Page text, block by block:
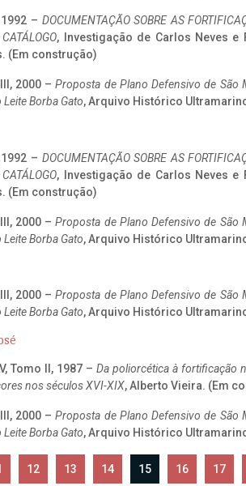
– DOCUMENTAÇÃO SOBRE AS
, Investigação de Carlos Neves
(Em construção)
2000 –Proposta de Plano Defensivo de São
Borba Gato, Arquivo Histórico
– DOCUMENTAÇÃO SOBRE AS
, Investigação de Carlos Neves
(Em construção)
2000 –Proposta de Plano Defensivo de São
Borba Gato, Arquivo Histórico
2000 –Proposta de Plano Defensivo de São
Borba Gato, Arquivo Histórico
Tomo II, 1987 – Da poliorcética à fortificação
nos séculos XVI-XIX, Alberto Vieira. (Em
2000 –Proposta de Plano Defensivo de São
Borba Gato, Arquivo Histórico
12 13 14 15 16 17